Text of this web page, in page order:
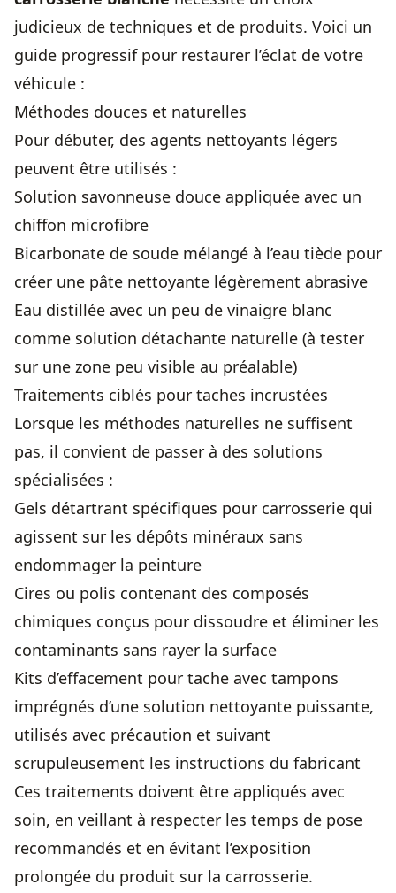
judicieux de techniques et de produits. Voici un
guide progressif pour restaurer l’éclat de votre
véhicule :
Méthodes douces et naturelles
Pour débuter, des agents nettoyants légers
peuvent être utilisés :
Solution savonneuse douce appliquée avec un
chiffon microfibre
Bicarbonate de soude mélangé à l’eau tiède pour
créer une pâte nettoyante légèrement abrasive
Eau distillée avec un peu de vinaigre blanc
comme solution détachante naturelle (à tester
sur une zone peu visible au préalable)
Traitements ciblés pour taches incrustées
Lorsque les méthodes naturelles ne suffisent
pas, il convient de passer à des solutions
spécialisées :
Gels détartrant spécifiques pour carrosserie qui
agissent sur les dépôts minéraux sans
endommager la peinture
Cires ou polis contenant des composés
chimiques conçus pour dissoudre et éliminer les
contaminants sans rayer la surface
Kits d’effacement pour tache avec tampons
imprégnés d’une solution nettoyante puissante,
utilisés avec précaution et suivant
scrupuleusement les instructions du fabricant
Ces traitements doivent être appliqués avec
soin, en veillant à respecter les temps de pose
recommandés et en évitant l’exposition
prolongée du produit sur la carrosserie.